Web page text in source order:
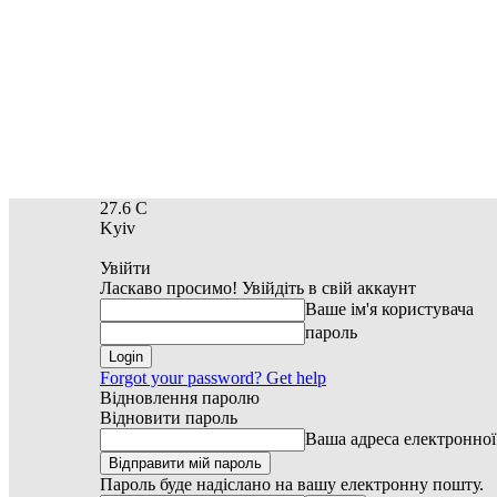
27.6 C
Kyiv
Увійти
Ласкаво просимо! Увійдіть в свій аккаунт
Ваше ім'я користувача
пароль
Forgot your password? Get help
Відновлення паролю
Відновити пароль
Ваша адреса
Пароль буде надіслано на вашу електронну пошту.